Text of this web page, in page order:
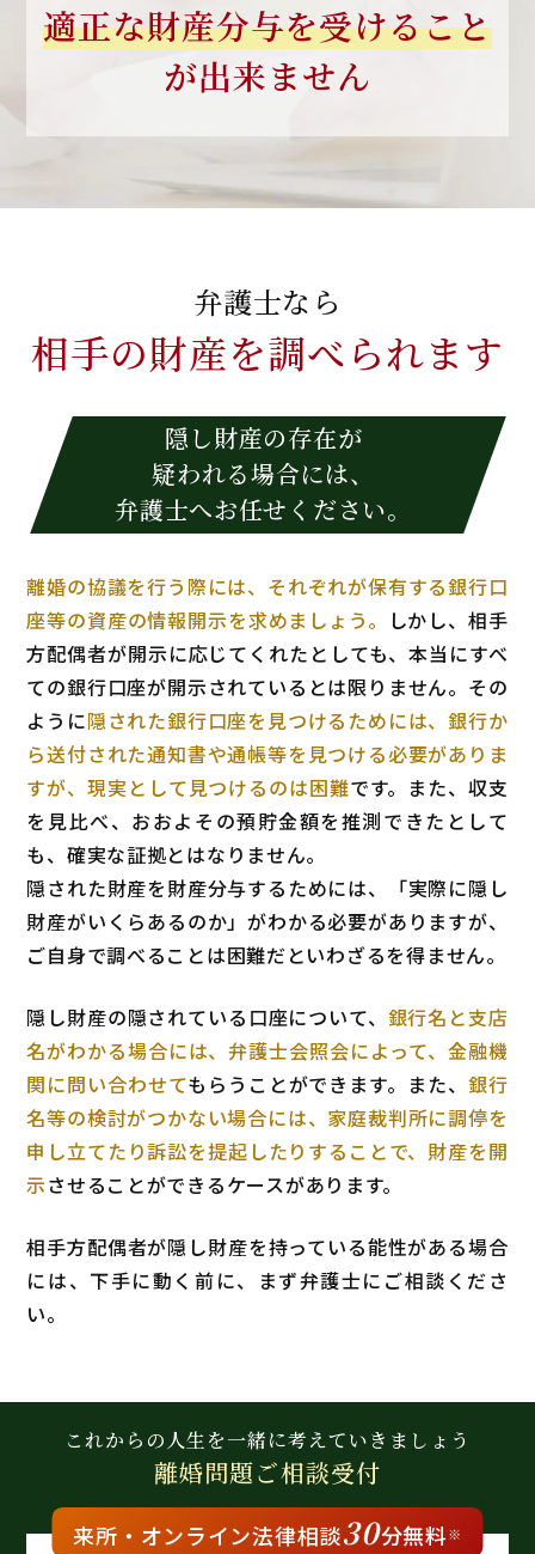
適正な財産分与を受けること
が出来ません
弁護士なら
相手の財産を調べられます
隠し財産の存在が
疑われる場合には、
弁護士へお任せください。
離婚の協議を行う際には、それぞれが保有する銀行口
座等の資産の情報開示を求めましょう。
しかし、相手
方配偶者が開示に応じてくれたとしても、本当にすべ
ての銀行口座が開示されているとは限りません。その
ように隠された銀行口座を見つけるためには、銀行か
ら送付された通知書や通帳等を見つける必要がありま
すが、現実として見つけるのは困難です。また、収支
を見比べ、おおよその預貯金額を推測できたとして
も、確実な証拠とはなりません。
隠された財産を財産分与するためには、「実際に隠し
財産がいくらあるのか」がわかる必要がありますが、
ご自身で調べることは困難だといわざるを得ません。
隠し財産の隠されている口座について、 銀行名と支店
名がわかる場合には、弁護士会照会によって、金融機
関に問い合わせてもらうことができます。また、 銀行
名等の検討がつかない場合には、家庭裁判所に調停を
申し立てたり訴訟を提起したりすることで、財産を開
示させることができるケースがあります。
相手方配偶者が隠し財産を持っている能性がある場合
には、下手に動く前に、まず弁護士にご相談くださ
い。
これからの人生を一緒に考えていきましょう
離婚問題ご相談受付
来所・ オンライン法律相談30分無料※